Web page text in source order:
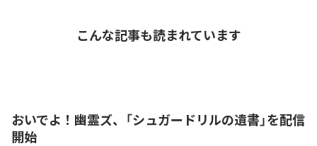
こんな記事も読まれています
おいでよ！幽霊ズ、「シュガードリルの遺書」を配信
開始